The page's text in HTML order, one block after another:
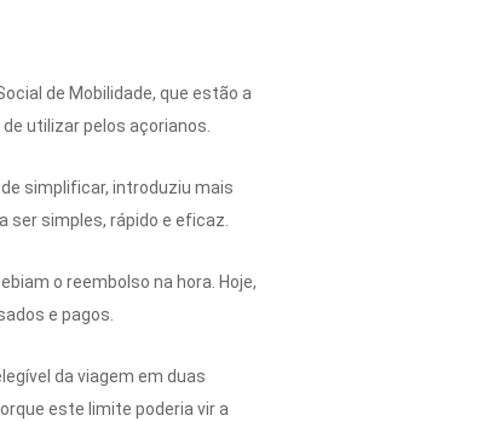
de Mobilidade, que estão a
utilizar pelos açorianos.
simplificar, introduziu mais
ser simples, rápido e eficaz.
o reembolso na hora. Hoje,
e pagos.
da viagem em duas
este limite poderia vir a